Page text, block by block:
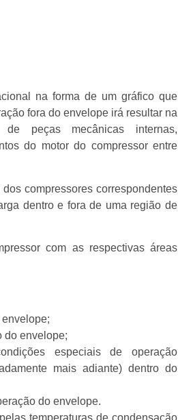
na forma de um gráfico que
fora do envelope irá resultar na
peças mecânicas internas,
do motor do compressor entre
compressores correspondentes
dentro e fora de uma região de
com as respectivas áreas
do envelope;
especiais de operação
mais adiante) dentro do
do envelope.